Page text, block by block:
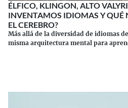
ÉLFICO, KLINGON, ALTO
INVENTAMOS IDIOMAS Y QUÉ
EL CEREBRO?
Más allá de la diversidad de idiomas
misma arquitectura mental para